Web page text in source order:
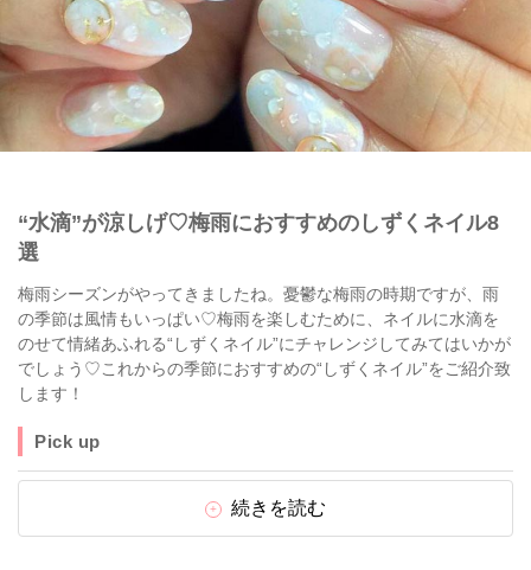
“水滴”が涼しげ♡梅雨におすすめのしずくネイル8
選
梅雨シーズンがやってきましたね。憂鬱な梅雨の時期ですが、雨
の季節は風情もいっぱい♡梅雨を楽しむために、ネイルに水滴を
のせて情緒あふれる“しずくネイル”にチャレンジしてみてはいかが
でしょう♡これからの季節におすすめの“しずくネイル”をご紹介致
します！
Pick up
続きを読む